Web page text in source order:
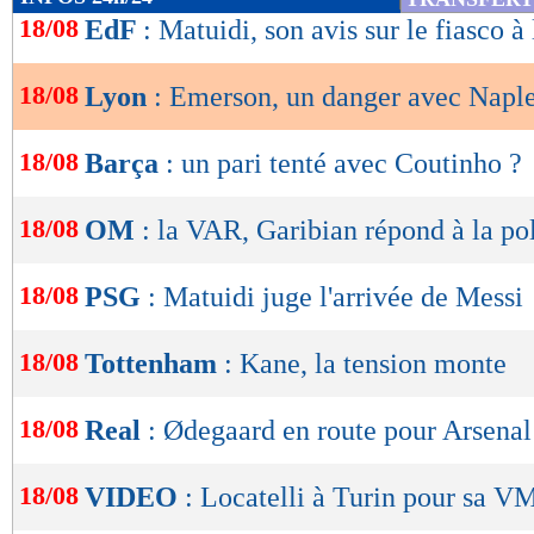
de
OK
18/08 EdF : Matuidi, son avis sur le fiasco à
18/08 Lyon : Emerson, un danger avec
18/08 Barça : un pari tenté avec Coutinho ?
18/08 OM : la VAR, Garibian répond à la
18/08 PSG : Matuidi juge l'arrivée de Messi
18/08 Tottenham : Kane, la tension monte
18/08 Real : Ødegaard en route pour Arsenal
18/08 VIDEO : Locatelli à Turin pour sa